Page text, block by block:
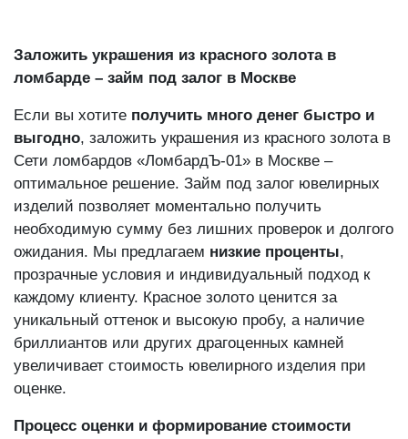
Заложить украшения из красного золота в
ломбарде – займ под залог в Москве
Если вы хотите получить много денег быстро и
выгодно, заложить украшения из красного золота в
Сети ломбардов «ЛомбардЪ-01» в Москве –
оптимальное решение. Займ под залог ювелирных
изделий позволяет моментально получить
необходимую сумму без лишних проверок и долгого
ожидания. Мы предлагаем низкие проценты,
прозрачные условия и индивидуальный подход к
каждому клиенту. Красное золото ценится за
уникальный оттенок и высокую пробу, а наличие
бриллиантов или других драгоценных камней
увеличивает стоимость ювелирного изделия при
оценке.
Процесс оценки и формирование стоимости